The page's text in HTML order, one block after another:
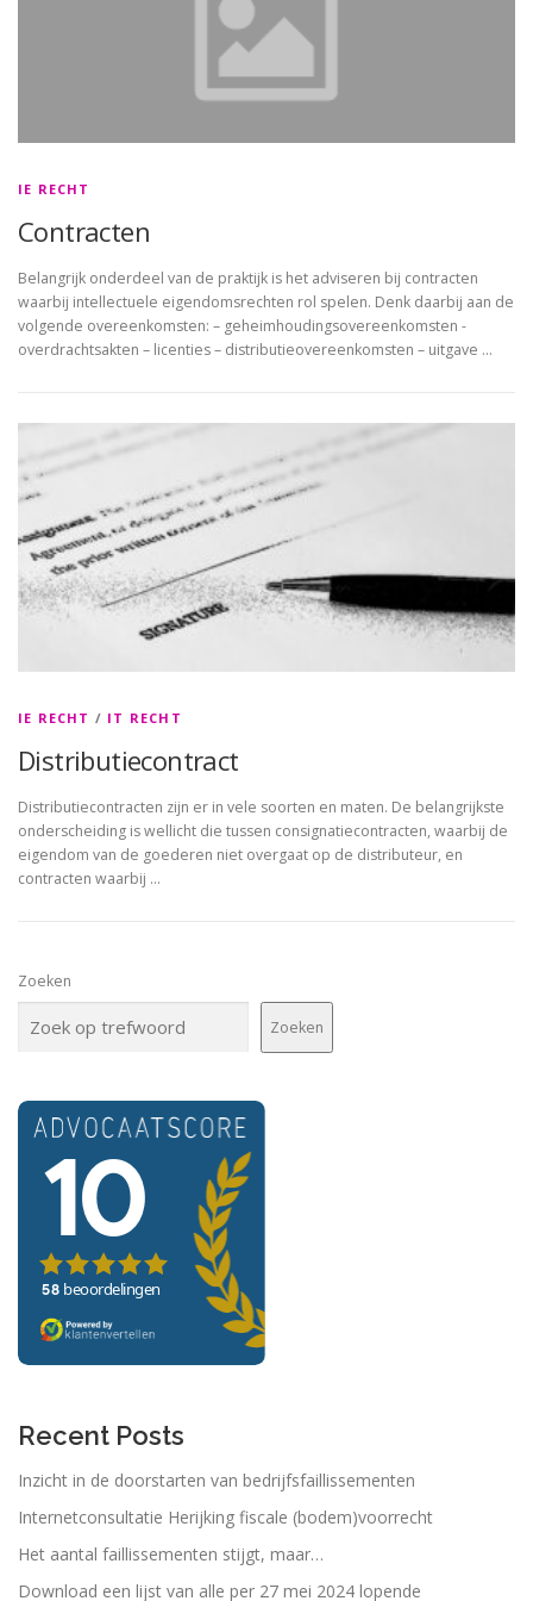
IE RECHT
Contracten
Belangrijk onderdeel van de praktijk is het adviseren bij contracten
waarbij intellectuele eigendomsrechten rol spelen. Denk daarbij aan de
volgende overeenkomsten: – geheimhoudingsovereenkomsten -
overdrachtsakten – licenties – distributieovereenkomsten – uitgave …
IE RECHT / IT RECHT
Distributiecontract
Distributiecontracten zijn er in vele soorten en maten. De belangrijkste
onderscheiding is wellicht die tussen consignatiecontracten, waarbij de
eigendom van de goederen niet overgaat op de distributeur, en
contracten waarbij …
Zoeken
Zoeken
Recent Posts
Inzicht in de doorstarten van bedrijfsfaillissementen
Internetconsultatie Herijking fiscale (bodem)voorrecht
Het aantal faillissementen stijgt, maar…
Download een lijst van alle per 27 mei 2024 lopende